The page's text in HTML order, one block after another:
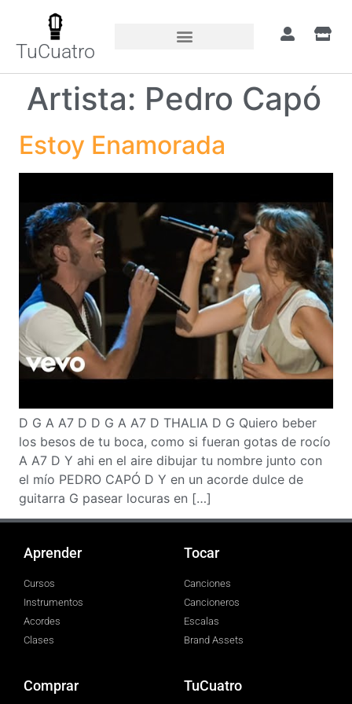
TuCuatro
Artista: Pedro Capó
Estoy Enamorada
D G A A7 D D G A A7 D THALIA D G Quiero beber
los besos de tu boca, como si fueran gotas de rocío
A A7 D Y ahi en el aire dibujar tu nombre junto con
el mío PEDRO CAPÓ D Y en un acorde dulce de
guitarra G pasear locuras en […]
Aprender
Cursos
Instrumentos
Acordes
Clases
Tocar
Canciones
Cancioneros
Escalas
Brand Assets
Comprar TuCuatro